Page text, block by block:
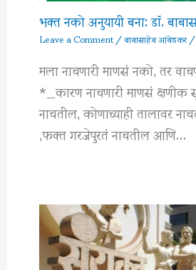
भक्त नको अनुयायी बना: डॉ.
Leave a Comment/बाबासाहेब आंबेडकर/
मला नाचणारी माणसं नको, तर
*_कारण नाचणारी माणसं क्षणीक
नाचतील, कोणाच्याही तालावर
,फक्त गरजेपुरतं नाचतील आणि…